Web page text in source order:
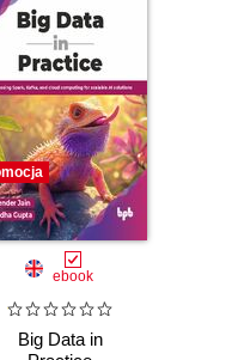
ebook
Big Data in